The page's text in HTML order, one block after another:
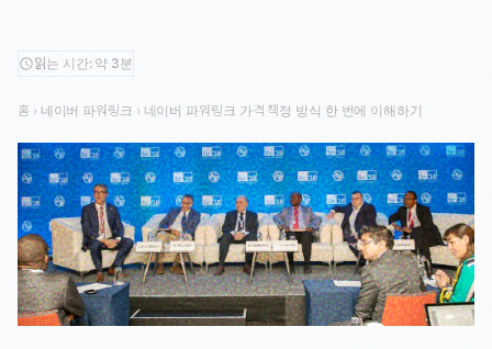
schedule읽는 시간: 약 3분
홈 › 네이버 파워링크 › 네이버 파워링크 가격 책정 방식 한 번에 이해하기